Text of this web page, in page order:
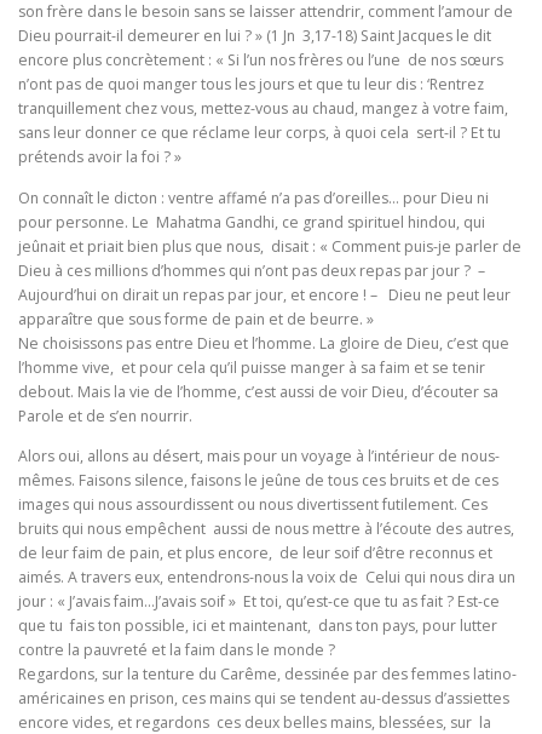
son frère dans le besoin sans se laisser attendrir, comment l’amour de
Dieu pourrait-il demeurer en lui ? » (1 Jn 3,17-18) Saint Jacques le dit
encore plus concrètement : « Si l’un nos frères ou l’une de nos sœurs
n’ont pas de quoi manger tous les jours et que tu leur dis : ‘Rentrez
tranquillement chez vous, mettez-vous au chaud, mangez à votre faim,
sans leur donner ce que réclame leur corps, à quoi cela sert-il ? Et tu
prétends avoir la foi ? »
On connaît le dicton : ventre affamé n’a pas d’oreilles… pour Dieu ni
pour personne. Le Mahatma Gandhi, ce grand spirituel hindou, qui
jeûnait et priait bien plus que nous, disait : « Comment puis-je parler de
Dieu à ces millions d’hommes qui n’ont pas deux repas par jour ? –
Aujourd’hui on dirait un repas par jour, et encore ! – Dieu ne peut leur
apparaître que sous forme de pain et de beurre. »
Ne choisissons pas entre Dieu et l’homme. La gloire de Dieu, c’est que
l’homme vive, et pour cela qu’il puisse manger à sa faim et se tenir
debout. Mais la vie de l’homme, c’est aussi de voir Dieu, d’écouter sa
Parole et de s’en nourrir.
Alors oui, allons au désert, mais pour un voyage à l’intérieur de nous-
mêmes. Faisons silence, faisons le jeûne de tous ces bruits et de ces
images qui nous assourdissent ou nous divertissent futilement. Ces
bruits qui nous empêchent aussi de nous mettre à l’écoute des autres,
de leur faim de pain, et plus encore, de leur soif d’être reconnus et
aimés. A travers eux, entendrons-nous la voix de Celui qui nous dira un
jour : « J’avais faim…J’avais soif » Et toi, qu’est-ce que tu as fait ? Est-ce
que tu fais ton possible, ici et maintenant, dans ton pays, pour lutter
contre la pauvreté et la faim dans le monde ?
Regardons, sur la tenture du Carême, dessinée par des femmes latino-
américaines en prison, ces mains qui se tendent au-dessus d’assiettes
encore vides, et regardons ces deux belles mains, blessées, sur la